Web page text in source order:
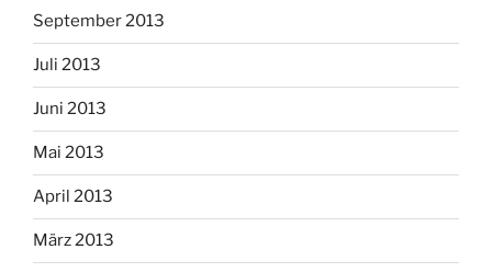
September 2013
Juli 2013
Juni 2013
Mai 2013
April 2013
März 2013